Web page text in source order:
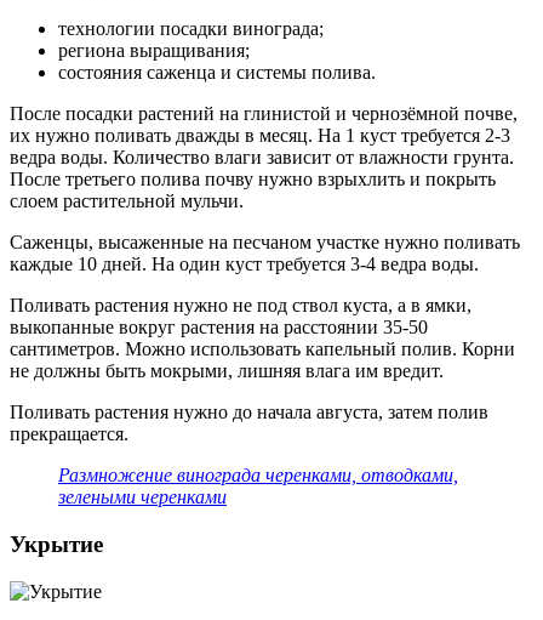
технологии посадки винограда;
региона выращивания;
состояния саженца и системы полива.
После посадки растений на глинистой и чернозёмной почве,
их нужно поливать дважды в месяц. На 1 куст требуется 2-3
ведра воды. Количество влаги зависит от влажности грунта.
После третьего полива почву нужно взрыхлить и покрыть
слоем растительной мульчи.
Саженцы, высаженные на песчаном участке нужно поливать
каждые 10 дней. На один куст требуется 3-4 ведра воды.
Поливать растения нужно не под ствол куста, а в ямки,
выкопанные вокруг растения на расстоянии 35-50
сантиметров. Можно использовать капельный полив. Корни
не должны быть мокрыми, лишняя влага им вредит.
Поливать растения нужно до начала августа, затем полив
прекращается.
Размножение винограда черенками, отводками,
зелеными черенками
Укрытие